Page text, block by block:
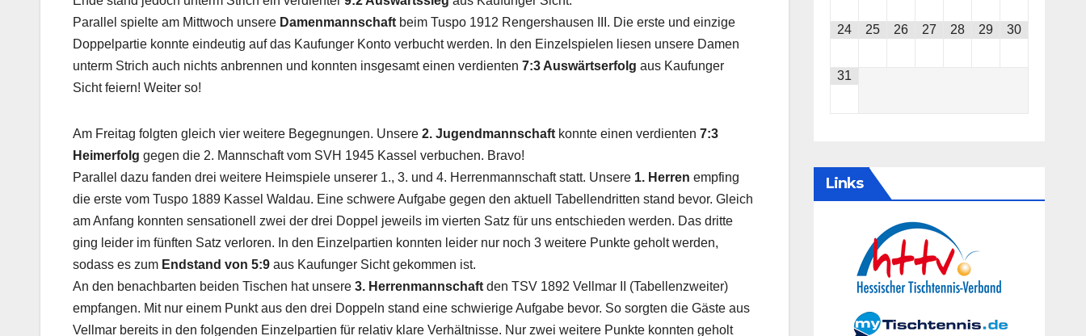
Parallel spielte am Mittwoch unsere Damenmannschaft beim Tuspo 1912 Rengershausen III. Die erste und einzige
Doppelpartie konnte eindeutig auf das Kaufunger Konto verbucht werden. In den Einzelspielen liesen unsere Damen
unterm Strich auch nichts anbrennen und konnten insgesamt einen verdienten 7:3 Auswärtserfolg aus Kaufunger
Sicht feiern! Weiter so!
Am Freitag folgten gleich vier weitere Begegnungen. Unsere 2. Jugendmannschaft konnte einen verdienten 7:3
Heimerfolg gegen die 2. Mannschaft vom SVH 1945 Kassel verbuchen. Bravo!
Parallel dazu fanden drei weitere Heimspiele unserer 1., 3. und 4. Herrenmannschaft statt. Unsere 1. Herren empfing
die erste vom Tuspo 1889 Kassel Waldau. Eine schwere Aufgabe gegen den aktuell Tabellendritten stand bevor. Gleich
am Anfang konnten sensationell zwei der drei Doppel jeweils im vierten Satz für uns entschieden werden. Das dritte
ging leider im fünften Satz verloren. In den Einzelpartien konnten leider nur noch 3 weitere Punkte geholt werden,
sodass es zum Endstand von 5:9 aus Kaufunger Sicht gekommen ist.
An den benachbarten beiden Tischen hat unsere 3. Herrenmannschaft den TSV 1892 Vellmar II (Tabellenzweiter)
empfangen. Mit nur einem Punkt aus den drei Doppeln stand eine schwierige Aufgabe bevor. So sorgten die Gäste aus
Vellmar bereits in den folgenden Einzelpartien für relativ klare Verhältnisse. Nur zwei weitere Punkte konnten geholt
24 25 26 27 28 29 30
31
Links